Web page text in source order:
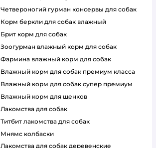
четвероногий гурман консервы для собак
корм беркли для собак влажный
брит корм для собак
зоогурман влажный корм для собак
фармина влажный корм для собак
влажный корм для собак премиум класса
влажный корм для собак супер премиум
влажный корм для щенков
лакомства для собак
титбит лакомства для собак
мнямс колбаски
лакомства для собак деревенские